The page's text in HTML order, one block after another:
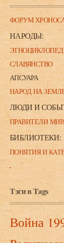
ФОРУМ
НАРОДЫ:
СЛАВЯНСТВО
АПСУАРА
НАРОД НА
ЛЮДИ И
ПРАВИТЕЛИ
БИБЛИОТЕКИ:
ПОНЯТИЯ И
Тэги в Tags
Война